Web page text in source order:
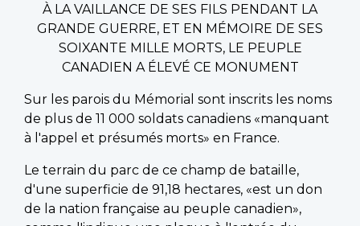
À LA VAILLANCE DE SES FILS PENDANT LA
GRANDE GUERRE, ET EN MÉMOIRE DE SES
SOIXANTE MILLE MORTS, LE PEUPLE
CANADIEN A ÉLEVÉ CE MONUMENT
Sur les parois du Mémorial sont inscrits les noms
de plus de 11 000 soldats canadiens «manquant
à l'appel et présumés morts» en France.
Le terrain du parc de ce champ de bataille,
d'une superficie de 91,18 hectares, «est un don
de la nation française au peuple canadien»,